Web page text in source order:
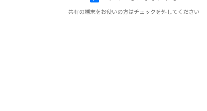
共有の端末をお使いの方はチェックを外してください